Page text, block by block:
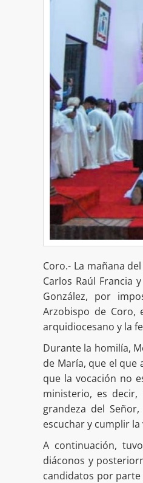
Coro.- La mañana
Carlos Raúl Francia
González, por
Arzobispo de Coro,
arquidiocesano y la
Durante la homilía,
de María, que el que
que la vocación no
ministerio, es
grandeza del
escuchar y cumplir
A continuación,
diáconos y
candidatos por parte